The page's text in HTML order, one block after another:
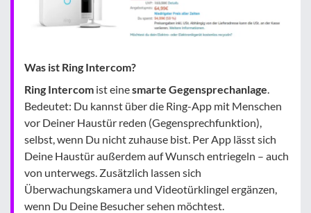
Was ist Ring Intercom?
Ring Intercom ist einesmarte Gegensprechanlage.
Bedeutet: Du kannst über die Ring-App mit Menschen
vor Deiner Haustür reden (Gegensprechfunktion),
selbst, wenn Du nicht zuhause bist. Per App lässt sich
Deine Haustür außerdem auf Wunsch entriegeln – auch
von unterwegs. Zusätzlich lassen sich
Überwachungskamera und Videotürklingel ergänzen,
wenn Du Deine Besucher sehen möchtest.